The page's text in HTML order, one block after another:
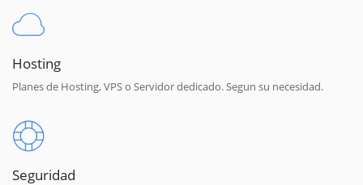
Hosting
Planes de Hosting, VPS o Servidor dedicado. Segun su necesidad.
Seguridad